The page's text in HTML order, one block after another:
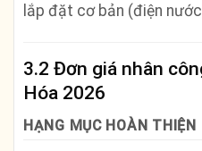
lắp đặt cơ bản (điện
3.2 Đơn giá nhân
Hóa 2026
HẠNG MỤC HOÀN THIỆN